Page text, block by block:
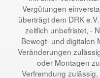
Vergütungen
überträgt dem DRK
zeitlich unbefristet, -
Bewegt- und digitalen
Veränderungen
oder Montagen
Verfremdung